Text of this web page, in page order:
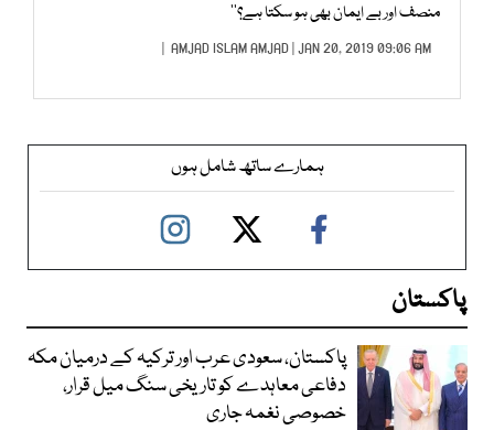
منصف اور بے ایمان بھی ہو سکتا ہے؟‘‘
AMJAD ISLAM AMJAD| JAN 20, 2019 09:06 AM |
ہمارے ساتھ شامل ہوں
پاکستان
پاکستان، سعودی عرب اور ترکیہ کے درمیان مکہ
دفاعی معاہدے کو تاریخی سنگ میل قرار،
خصوصی نغمہ جاری